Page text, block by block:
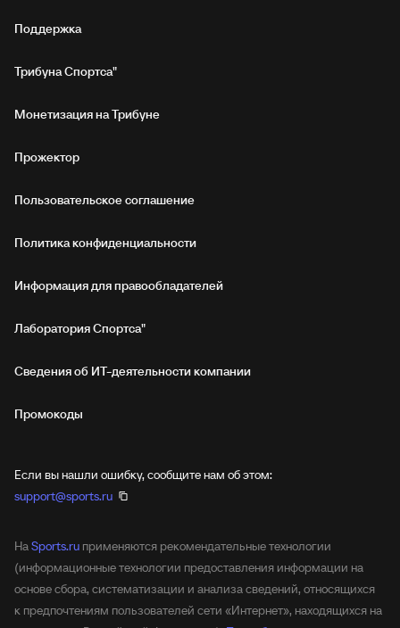
Поддержка
Трибуна Спортса"
Монетизация на Трибуне
Прожектор
Пользовательское соглашение
Политика конфиденциальности
Информация для правообладателей
Лаборатория Спортса"
Сведения об ИТ‑деятельности компании
Промокоды
Если вы нашли ошибку, сообщите нам об этом:
support@sports.ru
НаSports.ru применяются рекомендательные технологии
(информационные технологии предоставления информации на
основе сбора, систематизации и анализа сведений, относящихся
к предпочтениям пользователей сети «Интернет», находящихся на